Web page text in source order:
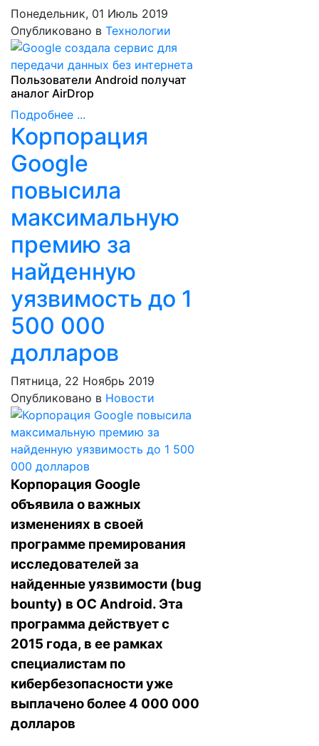
Понедельник, 01 Июль 2019
Опубликовано в Технологии
Пользователи Android получат
аналог AirDrop
Подробнее ...
Корпорация
Google
повысила
максимальную
премию за
найденную
уязвимость до 1
500 000
долларов
Пятница, 22 Ноябрь 2019
Опубликовано в Новости
Корпорация Google
объявила о важных
изменениях в своей
программе премирования
исследователей за
найденные уязвимости (bug
bounty) в ОС Android. Эта
программа действует с
2015 года, в ее рамках
специалистам по
кибербезопасности уже
выплачено более 4 000 000
долларов